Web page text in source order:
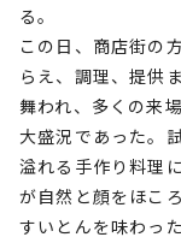
る。
この日、商店街の
らえ、調理、提供
舞われ、多くの来
大盛況であった。
溢れる手作り料理
が自然と顔をほこ
すいとんを味わっ